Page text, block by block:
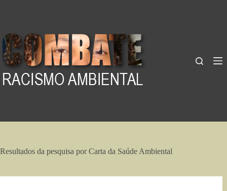
Resultados da pesquisa por Carta da Saúde Ambiental